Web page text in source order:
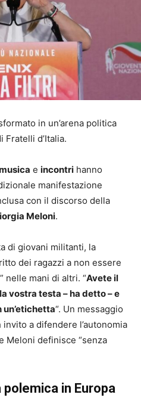
in un’arena politica
Fratelli d’Italia.
e incontri hanno
manifestazione
con il discorso della
Meloni.
di giovani militanti, la
dei ragazzi a non essere
” nelle mani di altri. “Avete il
vostra testa – ha detto – e
un’etichetta“. Un messaggio
a difendere l’autonomia
Meloni definisce “senza
in Europa